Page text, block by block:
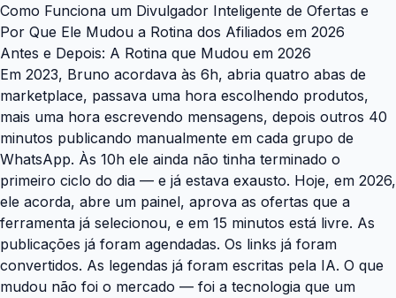
Como Funciona um Divulgador Inteligente de Ofertas e
Por Que Ele Mudou a Rotina dos Afiliados em 2026
Antes e Depois: A Rotina que Mudou em 2026
Em 2023, Bruno acordava às 6h, abria quatro abas de
marketplace, passava uma hora escolhendo produtos,
mais uma hora escrevendo mensagens, depois outros 40
minutos publicando manualmente em cada grupo de
WhatsApp. Às 10h ele ainda não tinha terminado o
primeiro ciclo do dia — e já estava exausto. Hoje, em 2026,
ele acorda, abre um painel, aprova as ofertas que a
ferramenta já selecionou, e em 15 minutos está livre. As
publicações já foram agendadas. Os links já foram
convertidos. As legendas já foram escritas pela IA. O que
mudou não foi o mercado — foi a tecnologia que um